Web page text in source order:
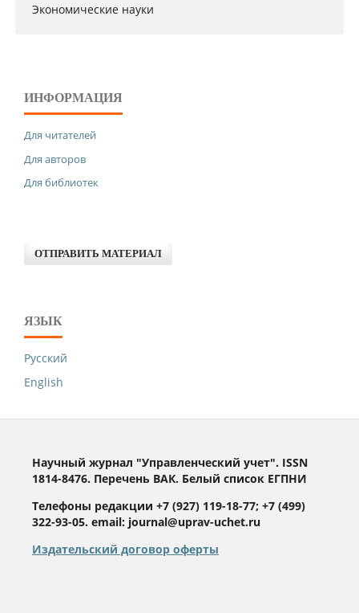
Экономические науки
ИНФОРМАЦИЯ
Для читателей
Для авторов
Для библиотек
ОТПРАВИТЬ МАТЕРИАЛ
ЯЗЫК
Русский
English
Научный журнал "Управленческий учет". ISSN
1814-8476. Перечень ВАК. Белый список ЕГПНИ
Телефоны редакции +7 (927) 119-18-77; +7 (499)
322-93-05. email: journal@uprav-uchet.ru
Издательский договор оферты